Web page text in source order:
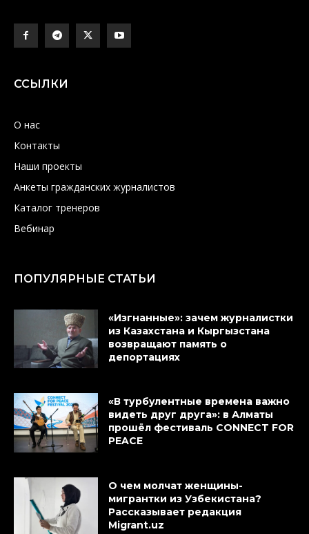
ССЫЛКИ
О нас
Контакты
Наши проекты
Анкеты гражданских журналистов
Каталог тренеров
Вебинар
ПОПУЛЯРНЫЕ СТАТЬИ
«Изгнанные»: зачем журналистки
из Казахстана и Кыргызстана
возвращают память о
депортациях
«В турбулентные времена важно
видеть друг друга»: в Алматы
прошёл фестиваль CONNECT FOR
PEACE
О чем молчат женщины-
мигрантки из Узбекистана?
Рассказывает редакция
Migrant.uz